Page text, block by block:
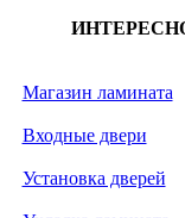
Магазин ламината
Входные двери
Установка дверей